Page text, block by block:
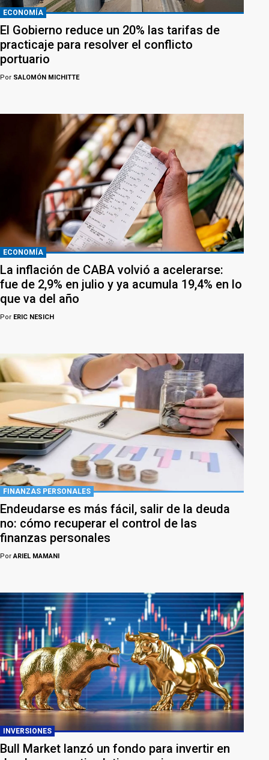
ECONOMÍA
El Gobierno reduce un 20% las tarifas de
practicaje para resolver el conflicto
portuario
Por SALOMÓN MICHITTE
ECONOMÍA
La inflación de CABA volvió a acelerarse:
fue de 2,9% en julio y ya acumula 19,4% en lo
que va del año
Por ERIC NESICH
FINANZAS PERSONALES
Endeudarse es más fácil, salir de la deuda
no: cómo recuperar el control de las
finanzas personales
PorARIEL MAMANI
INVERSIONES
Bull Market lanzó un fondo para invertir en